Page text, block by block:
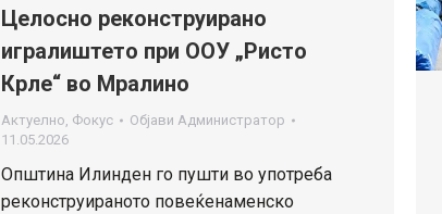
Целосно реконструирано
игралиштето при ООУ „Ристо
Крле“ во Мралино
Актуелно, Фокус Објави Администратор
11.05.2026
Општина Илинден го пушти во употреба
реконструираното повеќенаменско